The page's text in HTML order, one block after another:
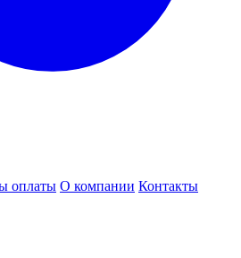
оплаты О компании Контакты